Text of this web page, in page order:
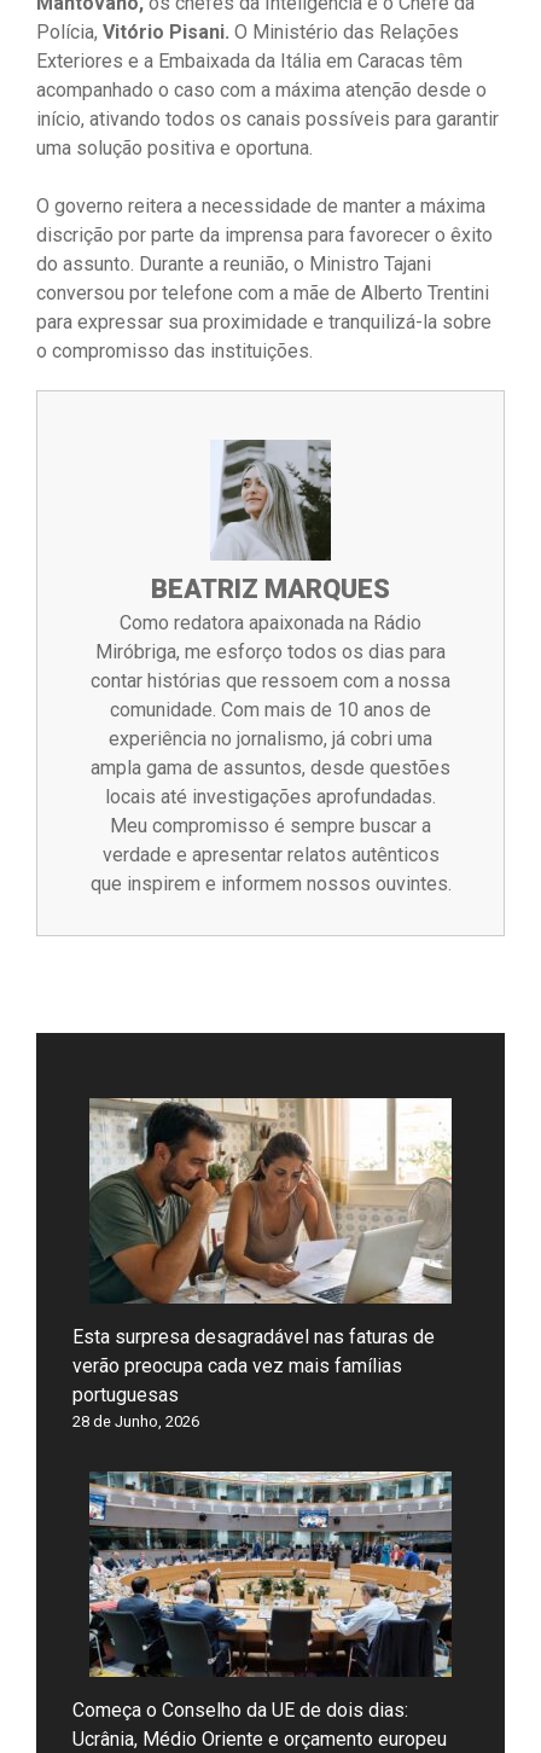
Polícia, Vitório Pisani. O Ministério das Relações
Exteriores e a Embaixada da Itália em Caracas têm
acompanhado o caso com a máxima atenção desde o
início, ativando todos os canais possíveis para garantir
uma solução positiva e oportuna.
O governo reitera a necessidade de manter a máxima
discrição por parte da imprensa para favorecer o êxito
do assunto. Durante a reunião, o Ministro Tajani
conversou por telefone com a mãe de Alberto Trentini
para expressar sua proximidade e tranquilizá-la sobre
o compromisso das instituições.
BEATRIZ MARQUES
Como redatora apaixonada na Rádio
Miróbriga, me esforço todos os dias para
contar histórias que ressoem com a nossa
comunidade. Com mais de 10 anos de
experiência no jornalismo, já cobri uma
ampla gama de assuntos, desde questões
locais até investigações aprofundadas.
Meu compromisso é sempre buscar a
verdade e apresentar relatos autênticos
que inspirem e informem nossos ouvintes.
Esta surpresa desagradável nas faturas de
verão preocupa cada vez mais famílias
portuguesas
28 de Junho, 2026
Começa o Conselho da UE de dois dias:
Ucrânia, Médio Oriente e orçamento europeu